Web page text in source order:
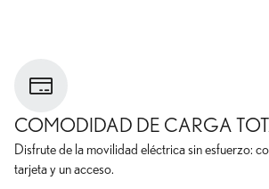
COMODIDAD DE CARGA
Disfrute de la movilidad eléctrica sin esfuerzo:
tarjeta y un acceso.